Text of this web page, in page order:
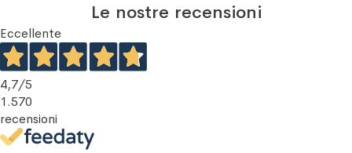
Le nostre recensioni
Eccellente
4,7/5
1.570
recensioni